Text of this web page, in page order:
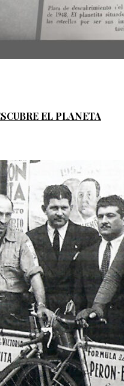
EL PLANETA